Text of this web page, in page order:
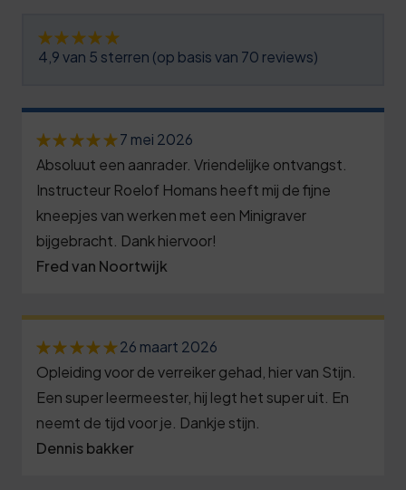
4,9 van 5 sterren (op basis van 70 reviews)
7 mei 2026
Absoluut een aanrader. Vriendelijke ontvangst.
Instructeur Roelof Homans heeft mij de fijne
kneepjes van werken met een Minigraver
bijgebracht. Dank hiervoor!
Fred van Noortwijk
26 maart 2026
Opleiding voor de verreiker gehad, hier van Stijn.
Een super leermeester, hij legt het super uit. En
neemt de tijd voor je. Dankje stijn.
Dennis bakker
0
5
8
1
4
7
0
3
7
0
3
6
9
2
6
7
7
8
9
9
0
1
1
2
3
3
4
1
7
2
7
2
7
2
8
3
8
3
8
3
2
3
5
6
7
8
9
0
1
2
3
4
0
5
0
5
6
1
6
1